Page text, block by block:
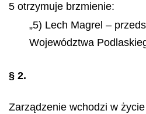
5 otrzymuje brzmienie:
„5) Lech Magrel –
Województwa
§ 2.
Zarządzenie wchodzi w